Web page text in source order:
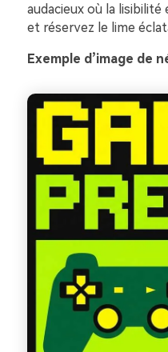
audacieux où la
et réservez le lime
Exemple d’image de